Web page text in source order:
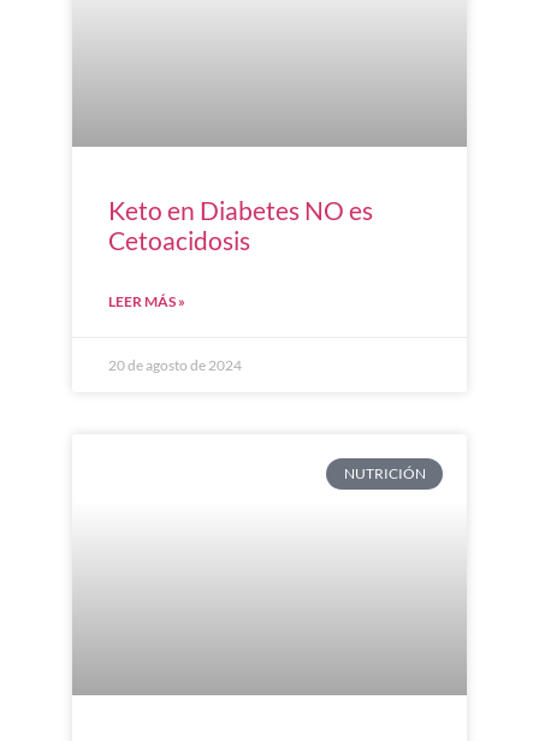
Keto en Diabetes NO es
Cetoacidosis
LEER MÁS »
20 de agosto de 2024
NUTRICIÓN